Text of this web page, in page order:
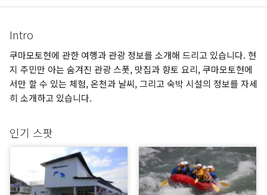
Intro
쿠마모토현에 관한 여행과 관광 정보를 소개해 드리고 있습니다. 현
지 주민만 아는 숨겨진 관광 스폿, 맛집과 향토 요리, 쿠마모토현에
서만 할 수 있는 체험, 온천과 날씨, 그리고 숙박 시설의 정보를 자세
히 소개하고 있습니다.
인기 스팟